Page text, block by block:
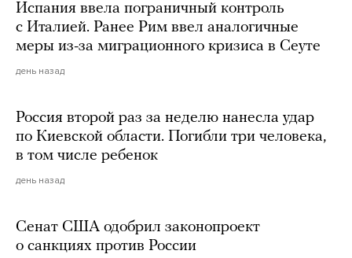
Испания ввела пограничный контроль
с Италией. Ранее Рим ввел аналогичные
меры из-за миграционного кризиса в Сеуте
день назад
Россия второй раз за неделю нанесла удар
по Киевской области. Погибли три человека,
в том числе ребенок
день назад
Сенат США одобрил законопроект
о санкциях против России